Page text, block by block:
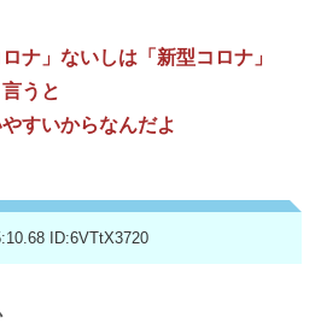
ナ」ないしは「新型コロナ」
うと
すいからなんだよ
ID:6VTtX3720